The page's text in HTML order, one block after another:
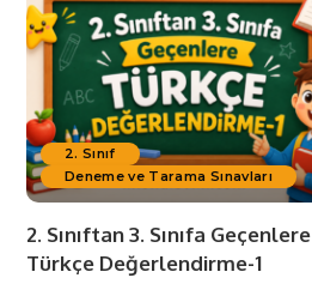
2. Sınıf
Deneme ve Tarama Sınavları
2. Sınıftan 3. Sınıfa Geçenlere
Türkçe Değerlendirme-1